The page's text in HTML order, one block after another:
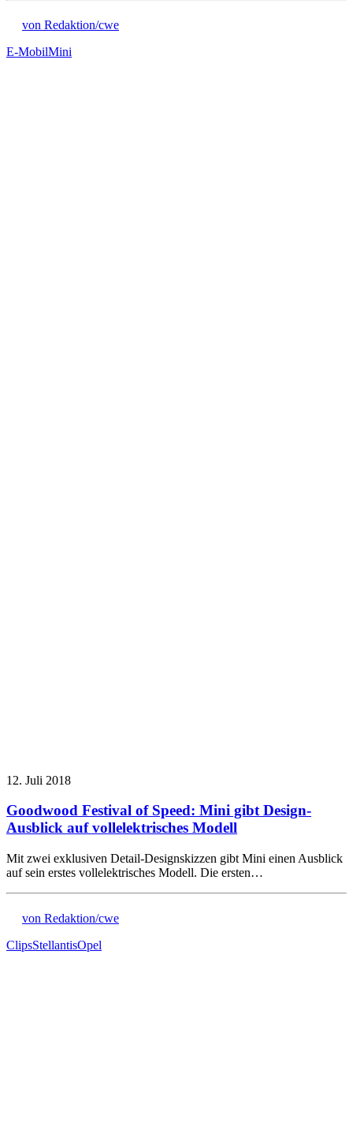
von Redaktion/cwe
E-MobilMini
12. Juli 2018
Goodwood Festival of Speed: Mini gibt Design-
Ausblick auf vollelektrisches Modell
Mit zwei exklusiven Detail-Designskizzen gibt Mini einen Ausblick
auf sein erstes vollelektrisches Modell. Die ersten…
von Redaktion/cwe
ClipsStellantisOpel